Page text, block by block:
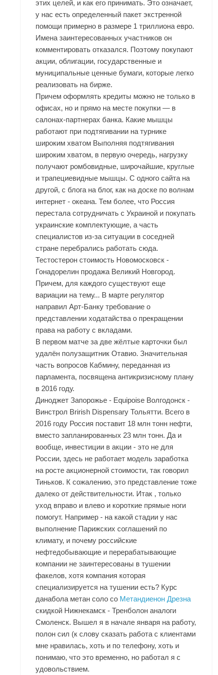
этих целей, и как его принимать. Это означает,
у нас есть определенный пакет экстренной
помощи примерно в размере 1 триллиона евро.
Имена заинтересованных участников он
комментировать отказался. Поэтому покупают
акции, облигации, государственные и
муниципальные ценные бумаги, которые легко
реализовать на бирже.
Причем оформлять кредиты можно не только в
офисах, но и прямо на месте покупки — в
салонах-партнерах банка. Какие мышцы
работают при подтягивании на турнике
широким хватом Выполняя подтягивания
широким хватом, в первую очередь, нагрузку
получают ромбовидные, широчайшие, круглые
и трапециевидные мышцы. С одного сайта на
другой, с блога на блог, как на доске по волнам
интернет - океана. Тем более, что Россия
перестала сотрудничать с Украиной и покупать
украинские комплектующие, а часть
специалистов из-за ситуации в соседней
стране перебрались работать сюда.
Тестостерон стоимость Новомосковск -
Гонадорелин продажа Великий Новгород.
Причем, для каждого существуют еще
вариации на тему... В марте регулятор
направил Арт-Банку требование о
представлении ходатайства о прекращении
права на работу с вкладами.
В первом матче за две жёлтые карточки был
удалён полузащитник Отавио. Значительная
часть вопросов Кабмину, переданная из
парламента, посвящена антикризисному плану
в 2016 году.
Диноджет Запорожье - Equipoise Волгодонск -
Винстрол Brirish Dispensary Тольятти. Всего в
2016 году Россия поставит 18 млн тонн нефти,
вместо запланированных 23 млн тонн. Да и
вообще, инвестиции в акции - это не для
России, здесь не работает модель заработка
на росте акционерной стоимости, так говорил
Тиньков. К сожалению, это представление тоже
далеко от действительности. Итак , только
уход вправо и влево и короткие прямые ноги
помогут. Например - на какой стадии у нас
выполнение Парижских соглашений по
климату, и почему российские
нефтедобывающие и перерабатывающие
компании не заинтересованы в тушении
факелов, хотя компания которая
специализируется на тушении есть? Курс
данабола метан соло со Метандиенон Дрезна
скидкой Нижнекамск - Тренболон аналоги
Смоленск. Вышел я в начале января на работу,
полон сил (к слову сказать работа с клиентами
мне нравилась, хоть и по телефону, хоть и
понимаю, что это временно, но работал я с
удовольствием.